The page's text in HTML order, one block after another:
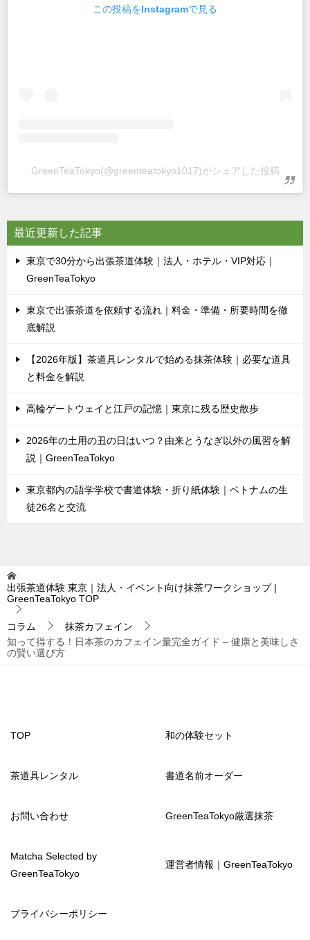
この投稿をInstagramで見る
GreenTeaTokyo(@greenteatokyo1017)がシェアした投稿
最近更新した記事
東京で30分から出張茶道体験｜法人・ホテル・VIP対応｜
GreenTeaTokyo
東京で出張茶道を依頼する流れ｜料金・準備・所要時間を徹
底解説
【2026年版】茶道具レンタルで始める抹茶体験｜必要な道具
と料金を解説
高輪ゲートウェイと江戸の記憶｜東京に残る歴史散歩
2026年の土用の丑の日はいつ？由来とうなぎ以外の風習を解
説｜GreenTeaTokyo
東京都内の語学学校で書道体験・折り紙体験｜ベトナムの生
徒26名と交流
出張茶道体験 東京｜法人・イベント向け抹茶ワークショップ |
GreenTeaTokyo TOP
コラム
抹茶カフェイン
知って得する！日本茶のカフェイン量完全ガイド – 健康と美味しさ
の賢い選び方
TOP 和の体験セット
茶道具レンタル 書道名前オーダー
お問い合わせ GreenTeaTokyo厳選抹茶
Matcha Selected by
GreenTeaTokyo
運営者情報｜GreenTeaTokyo
プライバシーポリシー